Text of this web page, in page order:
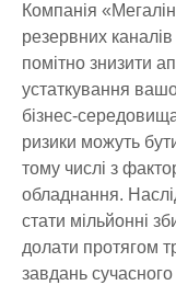
Компанія
резервних
помітно знизити
устаткування
бізнес-
ризики можуть
тому числі з
обладнання.
стати мільйонні
долати протягом
завдань сучасного